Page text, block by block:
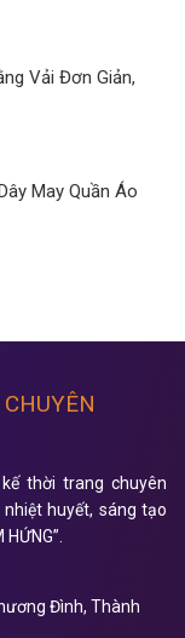
Vải Đơn Giản,
May Quần Áo
thời trang chuyên
huyết, sáng tạo
Đình, Thành